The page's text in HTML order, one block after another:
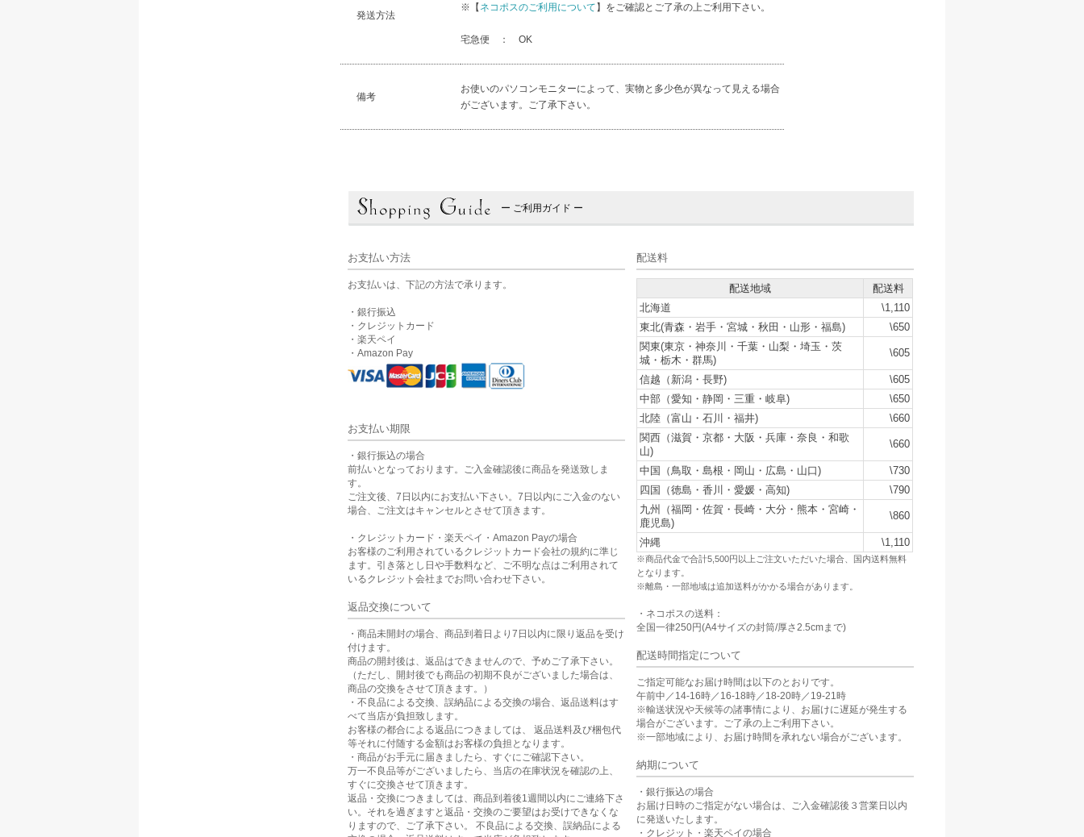
発送方法
※【 ネコポスのご利用について 】をご確認とご了承の上ご利用下さい。
宅急便 ： OK
備考
お使いのパソコンモニターによって、実物と多少色が異なって見える場合
がございます。ご了承下さい。
ー ご利用ガイド ー
お支払い方法
お支払いは、下記の方法で承ります。
・銀行振込
・クレジットカード
・楽天ペイ
・Amazon Pay
お支払い期限
・銀行振込の場合
前払いとなっております。ご入金確認後に商品を発送致しま
す。
ご注文後、7日以内にお支払い下さい。7日以内にご入金のない
場合、ご注文はキャンセルとさせて頂きます。
・クレジットカード・楽天ペイ・Amazon Payの場合
お客様のご利用されているクレジットカード会社の規約に準じ
ます。引き落とし日や手数料など、ご不明な点はご利用されて
いるクレジット会社までお問い合わせ下さい。
返品交換について
・商品未開封の場合、商品到着日より7日以内に限り返品を受け
付けます。
商品の開封後は、返品はできませんので、予めご了承下さい。
（ただし、開封後でも商品の初期不良がございました場合は、
商品の交換をさせて頂きます。）
・不良品による交換、誤納品による交換の場合、返品送料はす
べて当店が負担致します。
お客様の都合による返品につきましては、 返品送料及び梱包代
等それに付随する金額はお客様の負担となります。
・商品がお手元に届きましたら、すぐにご確認下さい。
万一不良品等がございましたら、当店の在庫状況を確認の上、
すぐに交換させて頂きます。
返品・交換につきましては、商品到着後1週間以内にご連絡下さ
い。それを過ぎますと返品・交換のご要望はお受けできなくな
りますので、ご了承下さい。 不良品による交換、誤納品による
配送料
配送地域
配送料
北海道
\1,110
東北(青森・岩手・宮城・秋田・山形・福島)
\650
関東(東京・神奈川・千葉・山梨・埼玉・茨
城・栃木・群馬)
\605
信越（新潟・長野)
\605
中部（愛知・静岡・三重・岐阜)
\650
北陸（富山・石川・福井)
\660
関西（滋賀・京都・大阪・兵庫・奈良・和歌
山)
\660
中国（鳥取・島根・岡山・広島・山口)
\730
四国（徳島・香川・愛媛・高知)
\790
九州（福岡・佐賀・長崎・大分・熊本・宮崎・
鹿児島)
\860
沖縄 \1,110
※商品代金で合計5,500円以上ご注文いただいた場合、国内送料無料
となります。
※離島・一部地域は追加送料がかかる場合があります。
・ネコポスの送料：
全国一律250円(A4サイズの封筒/厚さ2.5cmまで)
配送時間指定について
ご指定可能なお届け時間は以下のとおりです。
午前中／14-16時／16-18時／18-20時／19-21時
※輸送状況や天候等の諸事情により、お届けに遅延が発生する
場合がございます。ご了承の上ご利用下さい。
※一部地域により、お届け時間を承れない場合がございます。
納期について
・銀行振込の場合
お届け日時のご指定がない場合は、ご入金確認後３営業日以内
に発送いたします。
・クレジット・楽天ペイの場合